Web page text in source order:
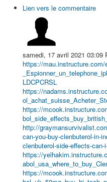
Lien vers le commentaire
samedi, 17 avril 2021 03:09
https://
LDCPCRSL
https://
https://
http://
can-you-buy-clenbuterol-in-
clenbuterol-side-effects-
https://
https://